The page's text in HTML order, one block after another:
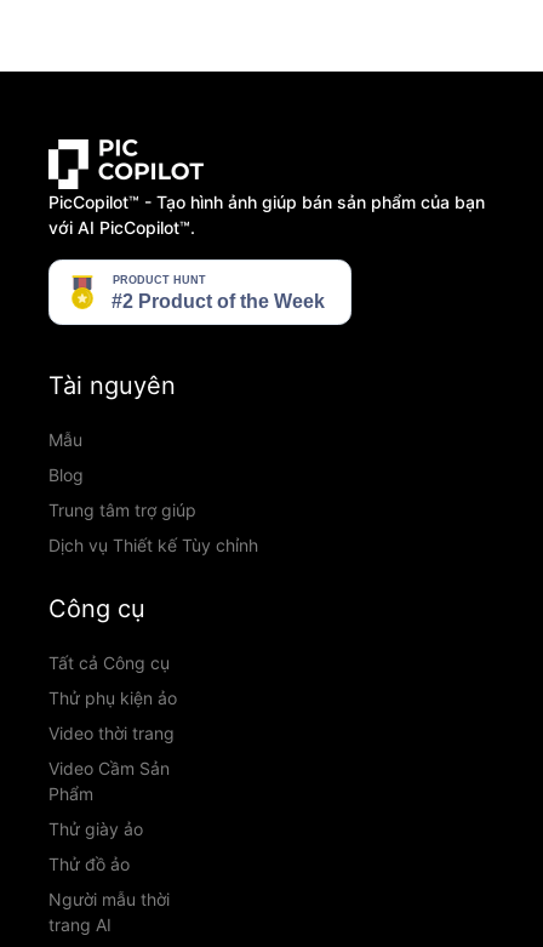
PicCopilot™️ - Tạo hình ảnh giúp bán sản phẩm của bạn
với AI PicCopilot™️.
Tài nguyên
Mẫu
Blog
Trung tâm trợ giúp
Dịch vụ Thiết kế Tùy chỉnh
Công cụ
Tất cả Công cụ
Thử phụ kiện ảo
Video thời trang
Video Cầm Sản
Phẩm
Thử giày ảo
Thử đồ ảo
Người mẫu thời
trang AI